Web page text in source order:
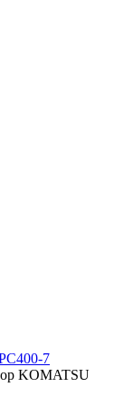
7
KOMATSU